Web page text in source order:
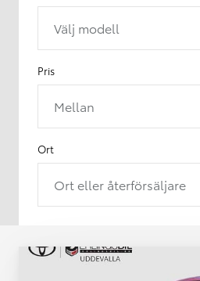
Välj modell
Pris
Mellan
Ort
Ort eller återförsäljare